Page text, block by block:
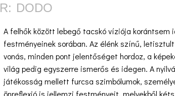
DODO
A felhők között lebegő tacskó víziója korántsem
festményeinek sorában. Az élénk színű,
vonás, minden pont jelentőséget hordoz, a
világ pedig egyszerre ismerős és idegen. A
játékosság mellett furcsa szimbólumok,